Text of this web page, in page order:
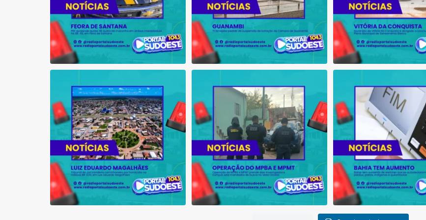
por...
1 0
investigados e...
1 0
autodeclaram...
1